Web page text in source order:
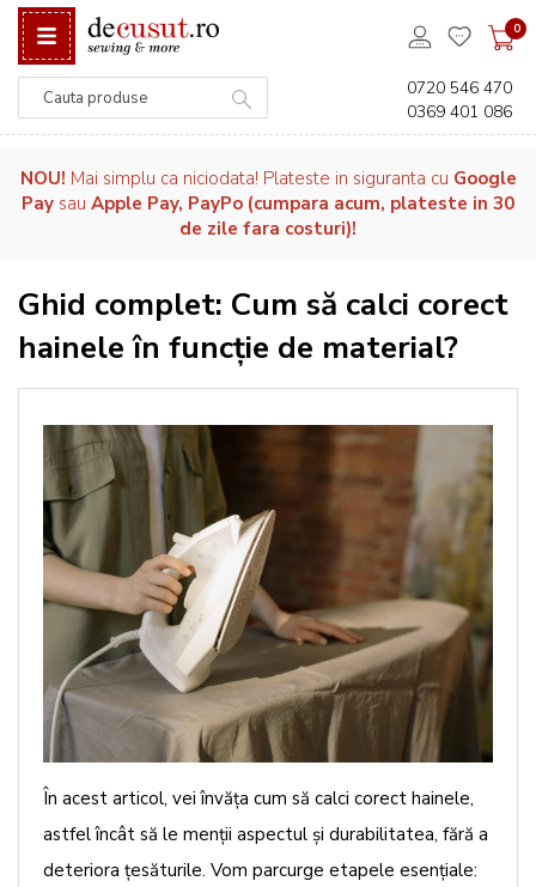
0
0720 546 470
0369 401 086
NOU! Mai simplu ca niciodata! Plateste in siguranta cu Google
Pay sau Apple Pay, PayPo (cumpara acum, plateste in 30
de zile fara costuri)!
Ghid complet: Cum să calci corect
hainele în funcție de material?
În acest articol, vei învăța cum să calci corect hainele,
astfel încât să le menții aspectul și durabilitatea, fără a
deteriora țesăturile. Vom parcurge etapele esențiale: